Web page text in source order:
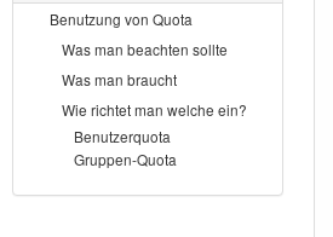
Benutzung von Quota
Was man beachten sollte
Was man braucht
Wie richtet man welche ein?
Benutzerquota
Gruppen-Quota